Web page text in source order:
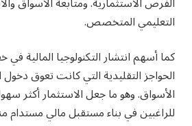
التعليمي المتخصص.
كما أسهم انتشار التكنولوجيا المالية
الحواجز التقليدية التي كانت تعوق
الأسواق. وهو ما جعل الاستثمار أكثر
للراغبين في بناء مستقبل مالي مستدام